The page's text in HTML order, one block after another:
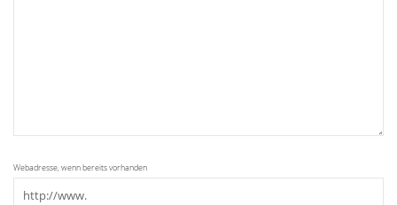
Webadresse, wenn bereits vorhanden